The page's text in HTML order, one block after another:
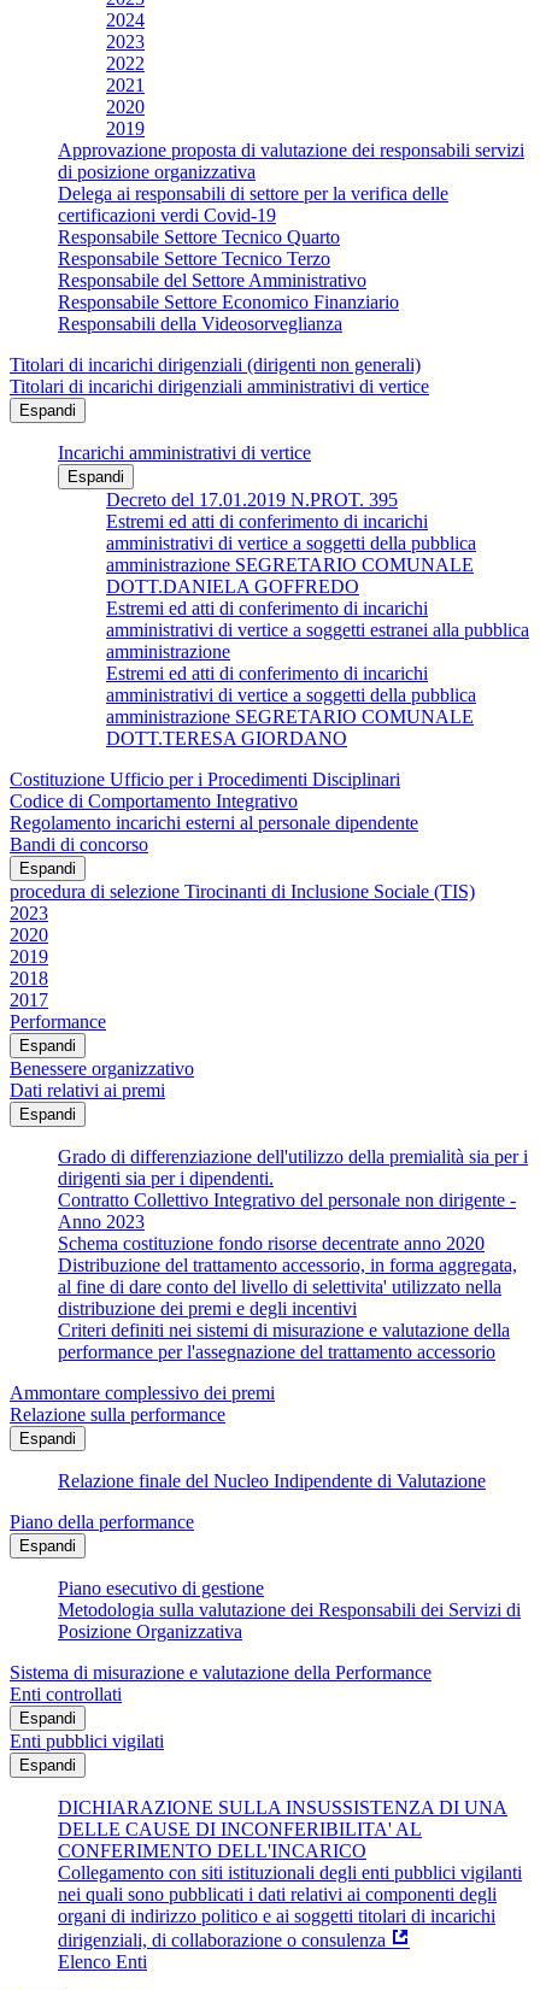
2024
2023
2022
2021
2020
2019
Approvazione proposta di valutazione dei responsabili servizi
di posizione organizzativa
Delega ai responsabili di settore per la verifica delle
certificazioni verdi Covid-19
Responsabile Settore Tecnico Quarto
Responsabile Settore Tecnico Terzo
Responsabile del Settore Amministrativo
Responsabile Settore Economico Finanziario
Responsabili della Videosorveglianza
Titolari di incarichi dirigenziali (dirigenti non generali)
Titolari di incarichi dirigenziali amministrativi di vertice
Espandi
Incarichi amministrativi di vertice
Espandi
Decreto del 17.01.2019 N.PROT. 395
Estremi ed atti di conferimento di incarichi
amministrativi di vertice a soggetti della pubblica
amministrazione SEGRETARIO COMUNALE
DOTT.DANIELA GOFFREDO
Estremi ed atti di conferimento di incarichi
amministrativi di vertice a soggetti estranei alla pubblica
amministrazione
Estremi ed atti di conferimento di incarichi
amministrativi di vertice a soggetti della pubblica
amministrazione SEGRETARIO COMUNALE
DOTT.TERESA GIORDANO
Costituzione Ufficio per i Procedimenti Disciplinari
Codice di Comportamento Integrativo
Regolamento incarichi esterni al personale dipendente
Bandi di concorso
Espandi
procedura di selezione Tirocinanti di Inclusione Sociale (TIS)
2023
2020
2019
2018
2017
Performance
Espandi
Benessere organizzativo
Dati relativi ai premi
Espandi
Grado di differenziazione dell'utilizzo della premialità sia per i
dirigenti sia per i dipendenti.
Contratto Collettivo Integrativo del personale non dirigente -
Anno 2023
Schema costituzione fondo risorse decentrate anno 2020
Distribuzione del trattamento accessorio, in forma aggregata,
al fine di dare conto del livello di selettivita' utilizzato nella
distribuzione dei premi e degli incentivi
Criteri definiti nei sistemi di misurazione e valutazione della
performance per l'assegnazione del trattamento accessorio
Ammontare complessivo dei premi
Relazione sulla performance
Espandi
Relazione finale del Nucleo Indipendente di Valutazione
Piano della performance
Espandi
Piano esecutivo di gestione
Metodologia sulla valutazione dei Responsabili dei Servizi di
Posizione Organizzativa
Sistema di misurazione e valutazione della Performance
Enti controllati
Espandi
Enti pubblici vigilati
Espandi
DICHIARAZIONE SULLA INSUSSISTENZA DI UNA
DELLE CAUSE DI INCONFERIBILITA' AL
CONFERIMENTO DELL'INCARICO
Collegamento con siti istituzionali degli enti pubblici vigilanti
nei quali sono pubblicati i dati relativi ai componenti degli
organi di indirizzo politico e ai soggetti titolari di incarichi
dirigenziali, di collaborazione o consulenza
Elenco Enti